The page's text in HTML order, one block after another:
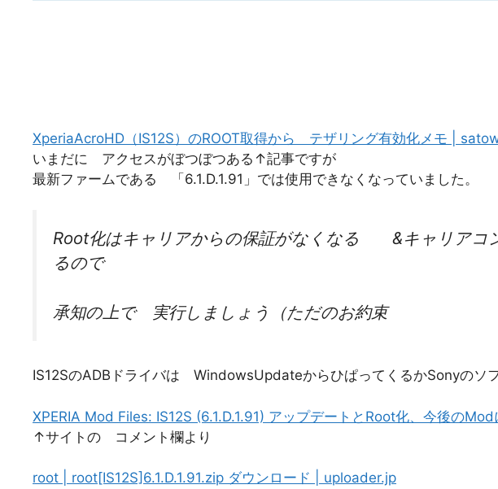
XperiaAcroHD（IS12S）のROOT取得から テザリング有効化メモ |
いまだに アクセスがぼつぼつある↑記事ですが
最新ファームである 「6.1.D.1.91」では使用できなくなっていました。
Root化はキャリアからの保証がなくなる &キャリアコ
るので
承知の上で 実行しましょう（ただのお約束
IS12SのADBドライバは WindowsUpdateからひぱってくるかSonyのソ
XPERIA Mod Files: IS12S (6.1.D.1.91) アップデートとRoot化、今後のMod
↑サイトの コメント欄より
root | root[IS12S]6.1.D.1.91.zip ダウンロード | uploader.jp